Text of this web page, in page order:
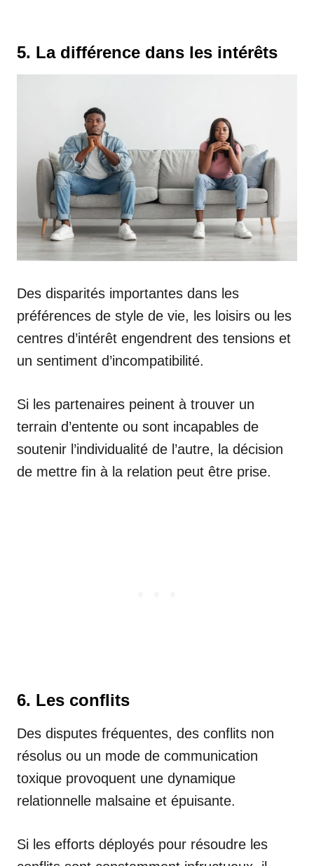
5. La différence dans les intérêts
Des disparités importantes dans les
préférences de style de vie, les loisirs ou les
centres d’intérêt engendrent des tensions et
un sentiment d’incompatibilité.
Si les partenaires peinent à trouver un
terrain d’entente ou sont incapables de
soutenir l’individualité de l’autre, la décision
de mettre fin à la relation peut être prise.
6. Les conflits
Des disputes fréquentes, des conflits non
résolus ou un mode de communication
toxique provoquent une dynamique
relationnelle malsaine et épuisante.
Si les efforts déployés pour résoudre les